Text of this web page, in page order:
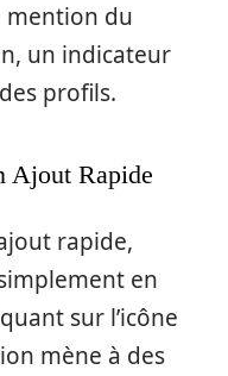
mention du
un indicateur
profils.
Ajout Rapide
rapide,
en
sur l’icône
mène à des